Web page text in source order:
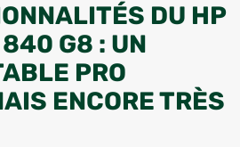
DU HP
G8 : UN
PRO
ENCORE TRÈS